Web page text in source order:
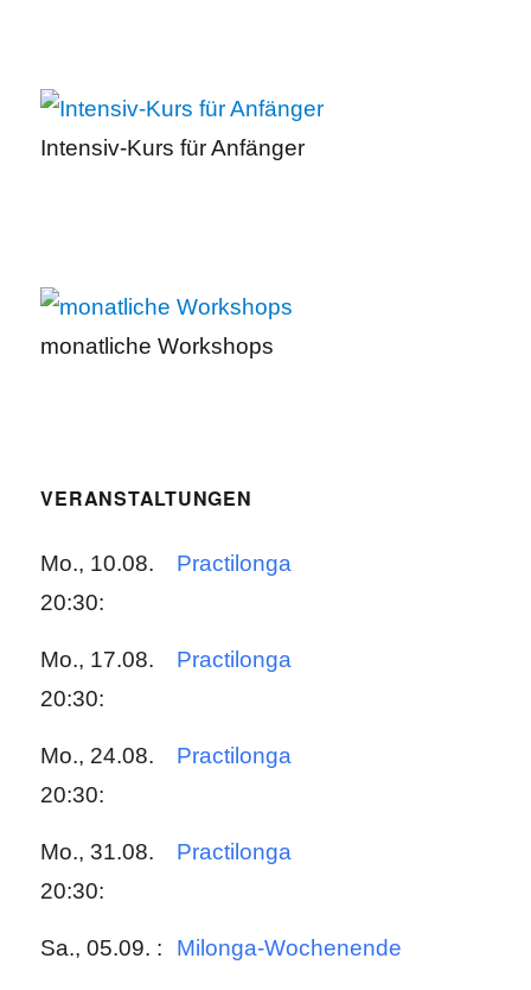
Intensiv-Kurs für Anfänger
monatliche Workshops
VERANSTALTUNGEN
Mo., 10.08.
20:30:
Practilonga
Mo., 17.08.
20:30:
Practilonga
Mo., 24.08.
20:30:
Practilonga
Mo., 31.08.
20:30:
Practilonga
Sa., 05.09. : Milonga-Wochenende